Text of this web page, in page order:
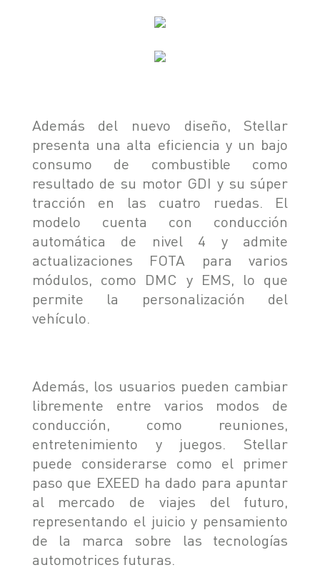
Además del nuevo diseño, Stellar
presenta una alta eficiencia y un bajo
consumo de combustible como
resultado de su motor GDI y su súper
tracción en las cuatro ruedas. El
modelo cuenta con conducción
automática de nivel 4 y admite
actualizaciones FOTA para varios
módulos, como DMC y EMS, lo que
permite la personalización del
vehículo.
Además, los usuarios pueden cambiar
libremente entre varios modos de
conducción, como reuniones,
entretenimiento y juegos. Stellar
puede considerarse como el primer
paso que EXEED ha dado para apuntar
al mercado de viajes del futuro,
representando el juicio y pensamiento
de la marca sobre las tecnologías
automotrices futuras.